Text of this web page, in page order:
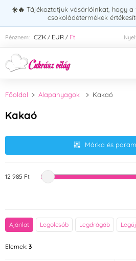
☀️🔥 Tájékoztatjuk vásárlóinkat, hogy
csokoládétermékek
Pénznem: CZK / EUR / Ft
Adja meg a keresett
Főoldal Alapanyagok Kakaó
Kakaó
Márka és
Márka
12 985 Ft
Ajánlat Legolcsób Legdrágáb
Elemek: 3